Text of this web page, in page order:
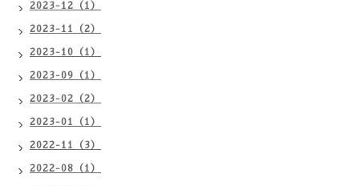
2023-12（1）
2023-11（2）
2023-10（1）
2023-09（1）
2023-02（2）
2023-01（1）
2022-11（3）
2022-08（1）